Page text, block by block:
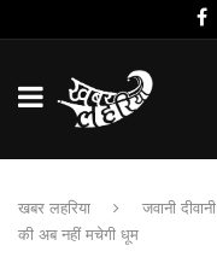
खबर लहरिया जवानी दीवानी
की अब नहीं मचेगी धूम